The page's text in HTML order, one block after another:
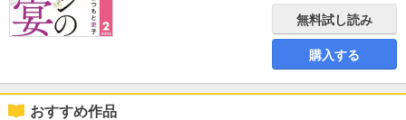
無料試し読み
購入する
おすすめ作品